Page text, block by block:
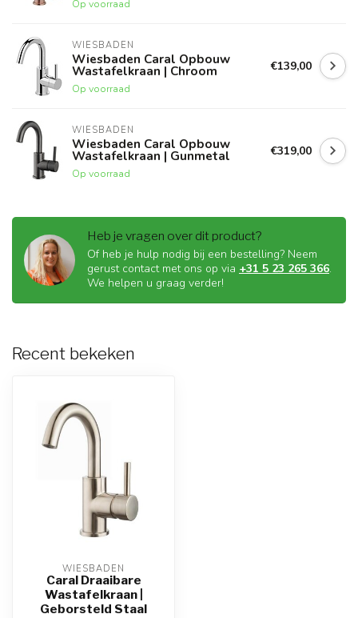
Op voorraad
WIESBADEN
Wiesbaden Caral Opbouw
Wastafelkraan | Chroom
Op voorraad
€139,00
WIESBADEN
Wiesbaden Caral Opbouw
Wastafelkraan | Gunmetal
Op voorraad
€319,00
Heb je vragen over dit product?
Of heb je hulp nodig bij een bestelling? Neem
gerust contact met ons op via +31 5 23 265 366.
We helpen u graag verder!
Recent bekeken
WIESBADEN
Caral Draaibare
Wastafelkraan |
Geborsteld Staal